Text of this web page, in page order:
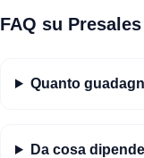
FAQ su
Quanto
Da cosa